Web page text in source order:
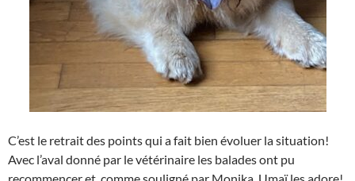
C’est le retrait des points qui a fait bien évoluer la situation!
Avec l’aval donné par le vétérinaire les balades ont pu